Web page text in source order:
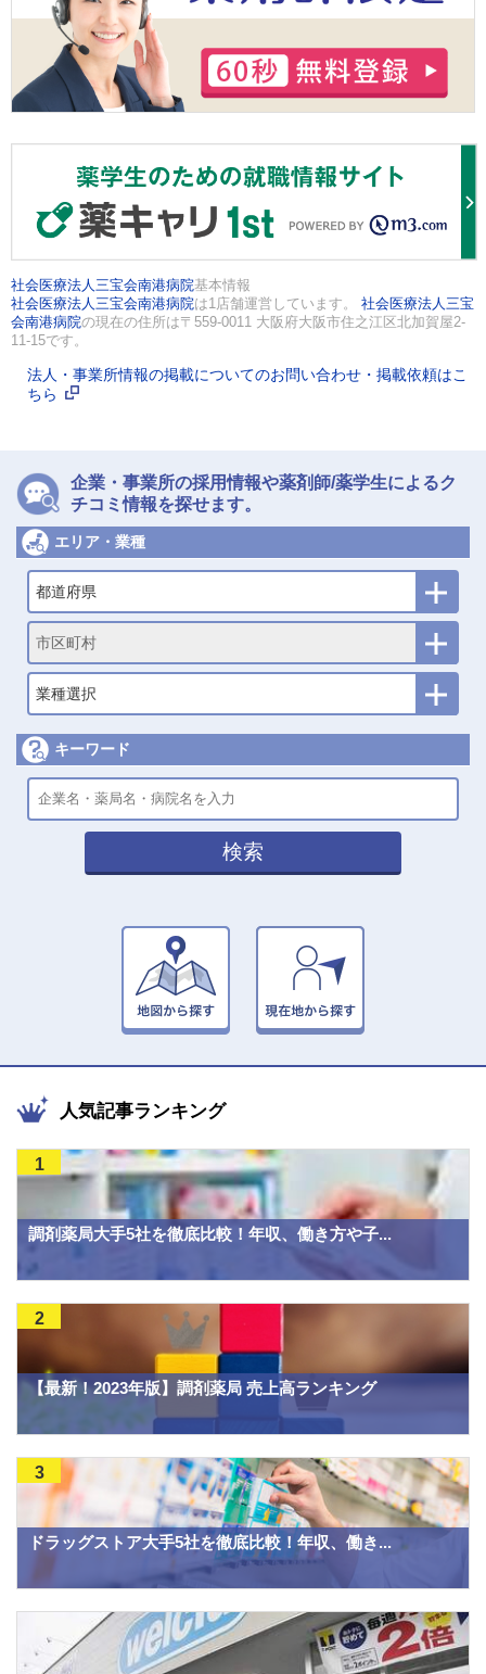
社会医療法人三宝会南港病院基本情報
社会医療法人三宝会南港病院は1店舗運営しています。 社会医療法人三宝
会南港病院の現在の住所は〒559-0011 大阪府大阪市住之江区北加賀屋2-
11-15です。
法人・事業所情報の掲載についてのお問い合わせ・掲載依頼はこ
ちら
企業・事業所の採用情報や薬剤師/薬学生によるク
チコミ情報を探せます。
エリア・業種
都道府県
市区町村
業種選択
キーワード
検索
人気記事ランキング
調剤薬局大手5社を徹底比較！年収、働き方や子...
1
【最新！2023年版】調剤薬局 売上高ランキング
2
ドラッグストア大手5社を徹底比較！年収、働き...
3